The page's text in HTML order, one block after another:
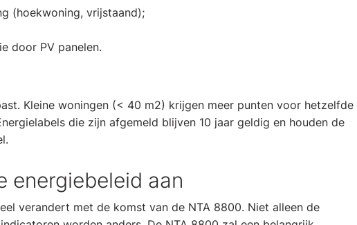
(hoekwoning, vrijstaand);
door PV panelen.
Kleine woningen (< 40 m2) krijgen meer punten voor hetzelfde
die zijn afgemeld blijven 10 jaar geldig en houden de
energiebeleid aan
verandert met de komst van de NTA 8800. Niet alleen de